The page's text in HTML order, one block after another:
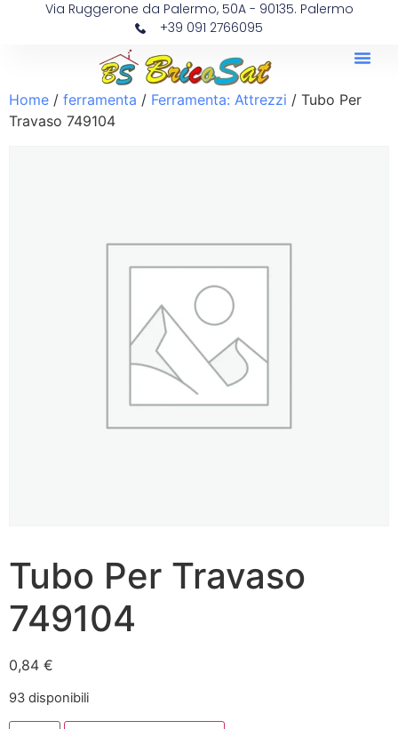
Via Ruggerone da Palermo, 50A - 90135. Palermo
+39 091 2766095
Home / ferramenta / Ferramenta: Attrezzi / Tubo Per
Travaso 749104
Tubo Per Travaso
749104
0,84 €
93 disponibili